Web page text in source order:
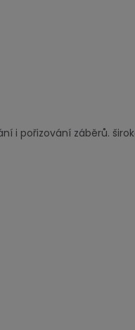
i pořizování záběrů.